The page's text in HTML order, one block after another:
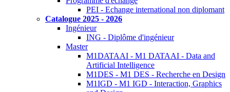
PEI - Echange international non diplomant
Catalogue 2025 - 2026
Ingénieur
ING - Diplôme d'ingénieur
Master
M1DATAAI - M1 DATAAI - Data and
Artificial Intelligence
M1DES - M1 DES - Recherche en Design
M1IGD - M1 IGD - Interaction, Graphics